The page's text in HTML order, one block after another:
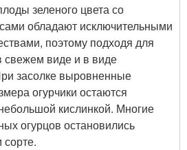
зеленого цвета со
обладают исключительными
поэтому подходя для
свежем виде и в виде
засолке выровненные
огурчики остаются
кислинкой. Многие
огурцов остановились